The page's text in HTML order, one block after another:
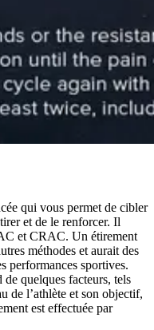
qui vous permet de cibler
et de le renforcer. Il
et CRAC. Un étirement
méthodes et aurait des
performances sportives.
quelques facteurs, tels
de l’athlète et son objectif,
est effectuée par